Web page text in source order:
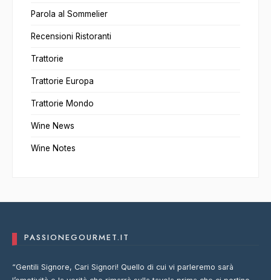
Parola al Sommelier
Recensioni Ristoranti
Trattorie
Trattorie Europa
Trattorie Mondo
Wine News
Wine Notes
PASSIONEGOURMET.IT
“Gentili Signore, Cari Signori! Quello di cui vi parleremo sarà